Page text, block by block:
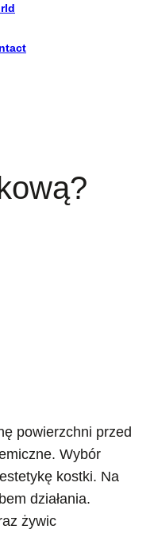
powierzchni przed
Wybór
kostki. Na
działania.
żywic